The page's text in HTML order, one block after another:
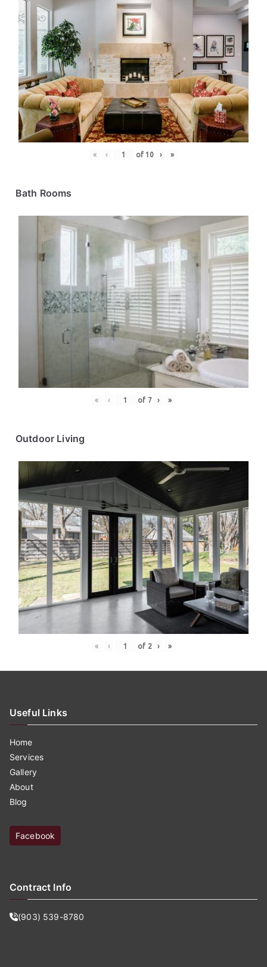
« ‹ of10 › »
Bath Rooms
« ‹ of 7 › »
Outdoor Living
« ‹ of 2 › »
Useful Links
Home
Services
Gallery
About
Blog
Facebook
Contract Info
(903) 539-8780